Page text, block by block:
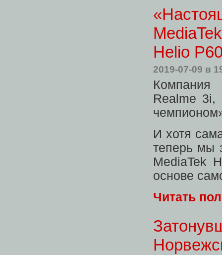
Helio
2019-07-09 в
Realme 3i,
И хотя
теперь мы
MediaTek
основе
Читать